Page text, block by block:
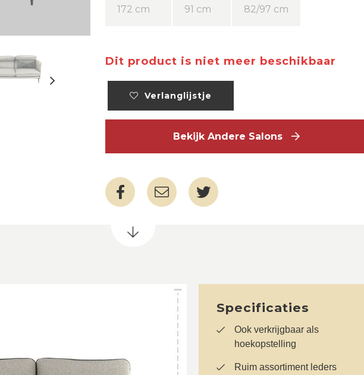
172 cm
91 cm
82/97 cm
Dit product is niet meer beschikbaar
Verlanglijstje
Bekijk Andere Salons
Specificaties
Ook verkrijgbaar als
hoekopstelling
Ruim assortiment leders